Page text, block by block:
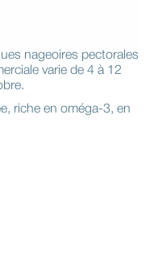
nageoires pectorales
varie de 4 à 12
riche en oméga-3, en